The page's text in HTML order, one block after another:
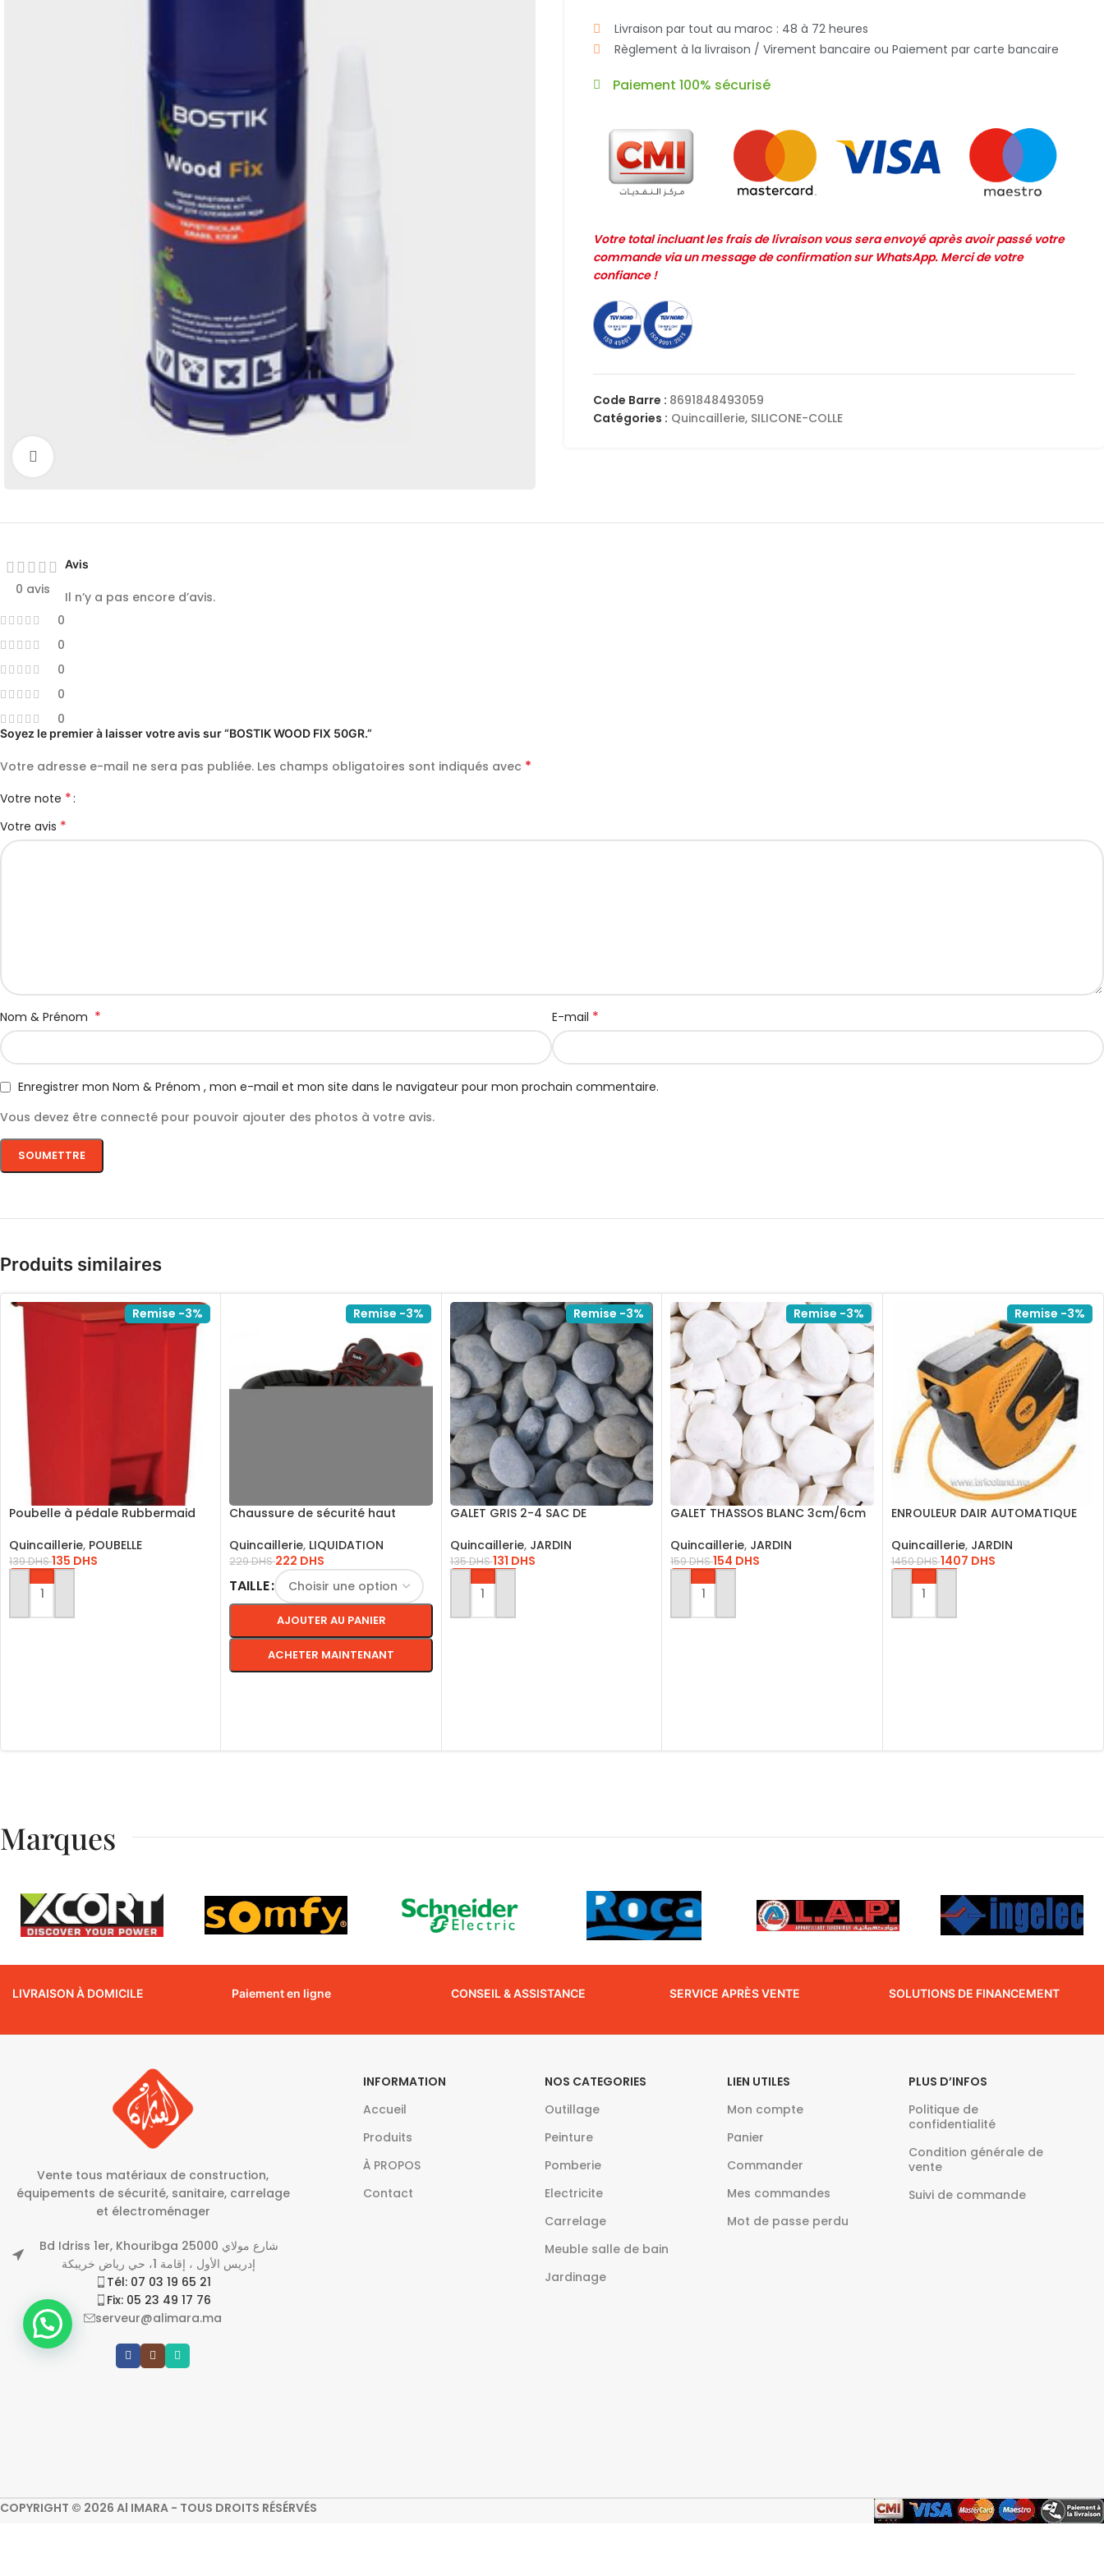
Livraison par tout au maroc : 48 à 72 heures
Règlement à la livraison / Virement bancaire ou Paiement par carte bancaire
Paiement 100% sécurisé
Votre total incluant les frais de livraison vous sera envoyé après avoir passé votre
commande via un message de confirmation sur WhatsApp. Merci de votre
confiance !
Code Barre : 8691848493059
Catégories : Quincaillerie, SILICONE-COLLE
0 avis
0
0
0
0
0
Avis
Il n’y a pas encore d’avis.
Soyez le premier à laisser votre avis sur “BOSTIK WOOD FIX 50GR.”
Votre adresse e-mail ne sera pas publiée. Les champs obligatoires sont indiqués avec *
Votre note *
Votre avis *
Nom & Prénom * E-mail *
Enregistrer mon Nom & Prénom , mon e-mail et mon site dans le navigateur pour mon prochain commentaire.
Vous devez être connecté pour pouvoir ajouter des photos à votre avis.
Produits similaires
Remise -3%
Poubelle à pédale Rubbermaid
Quincaillerie, POUBELLE
139DHS135 DHS
AJOUTER AU PANIER
Remise -3%
Chaussure de sécurité haut
Quincaillerie, LIQUIDATION
229DHS222 DHS
TAILLE
AJOUTER AU PANIER
ACHETER MAINTENANT
Remise -3%
GALET GRIS 2-4 SAC DE
Quincaillerie, JARDIN
135DHS131 DHS
AJOUTER AU PANIER
Remise -3%
GALET THASSOS BLANC 3cm/6cm
Quincaillerie, JARDIN
159DHS154 DHS
AJOUTER AU PANIER
Remise -3%
ENROULEUR DAIR AUTOMATIQUE
Quincaillerie, JARDIN
1450DHS1407 DHS
AJOUTER AU PANIER
Marques
LIVRAISON À DOMICILE Paiement en ligne CONSEIL & ASSISTANCE SERVICE APRÈS VENTE SOLUTIONS DE FINANCEMENT
Vente tous matériaux de construction,
équipements de sécurité, sanitaire, carrelage
et électroménager
Bd Idriss 1er, Khouribga 25000 شارع مولاي
إدريس الأول ، إقامة 1، حي رياض خريبكة
Tél: 07 03 19 65 21
Fix: 05 23 49 17 76
serveur@alimara.ma
INFORMATION
Accueil
Produits
À PROPOS
Contact
NOS CATEGORIES
Outillage
Peinture
Pomberie
Electricite
Carrelage
Meuble salle de bain
Jardinage
LIEN UTILES
Mon compte
Panier
Commander
Mes commandes
Mot de passe perdu
PLUS D’INFOS
Politique de
confidentialité
Condition générale de
vente
Suivi de commande
COPYRIGHT © 2026 Al IMARA - TOUS DROITS RÉSÉRVÉS